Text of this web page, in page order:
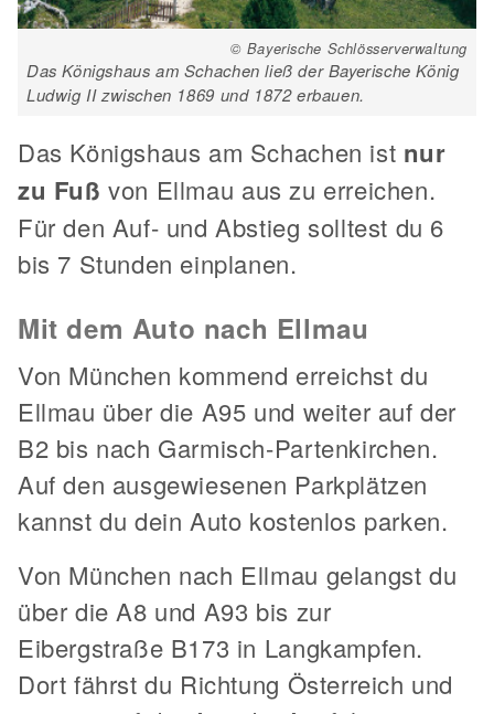
© Bayerische Schlösserverwaltung
Das Königshaus am Schachen ließ der Bayerische König
Ludwig II zwischen 1869 und 1872 erbauen.
Das Königshaus am Schachen ist nur
zu Fuß von Ellmau aus zu erreichen.
Für den Auf- und Abstieg solltest du 6
bis 7 Stunden einplanen.
Mit dem Auto nach Ellmau
Von München kommend erreichst du
Ellmau über die A95 und weiter auf der
B2 bis nach Garmisch-Partenkirchen.
Auf den ausgewiesenen Parkplätzen
kannst du dein Auto kostenlos parken.
Von München nach Ellmau gelangst du
über die A8 und A93 bis zur
Eibergstraße B173 in Langkampfen.
Dort fährst du Richtung Österreich und